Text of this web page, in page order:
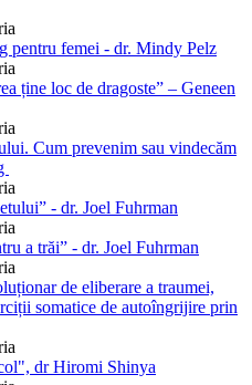
pentru femei - dr. Mindy Pelz
ține loc de dragoste” – Geneen
Cum prevenim sau vindecăm
- dr. Joel Fuhrman
a trăi” - dr. Joel Fuhrman
de eliberare a traumei,
somatice de autoîngrijire prin
dr Hiromi Shinya